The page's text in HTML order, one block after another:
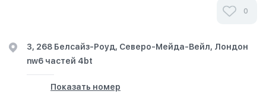
Лондоне .Ознакомьтесь с мнениями наших клиентов.
Их отзывы помогут вам сделать правильный выбор в
выборе халяльной одежды, предлагаемой этим
магазином. Выражайте свой стиль с нами.
0
3, 268 Белсайз-Роуд, Северо-Мейда-Вейл, Лондон
nw6 частей 4bt
Показать номер